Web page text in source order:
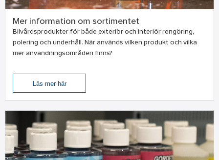
Mer information om sortimentet
Bilvårdsprodukter för både exteriör och interiör rengöring,
polering och underhåll. När används vilken produkt och vilka
mer användningsområden finns?
Läs mer här